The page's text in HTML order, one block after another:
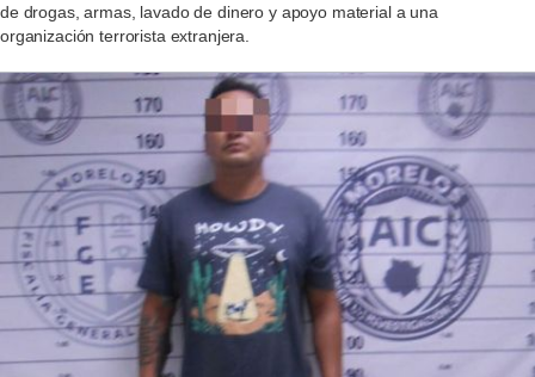
de drogas, armas, lavado de dinero y apoyo material a una
organización terrorista extranjera.